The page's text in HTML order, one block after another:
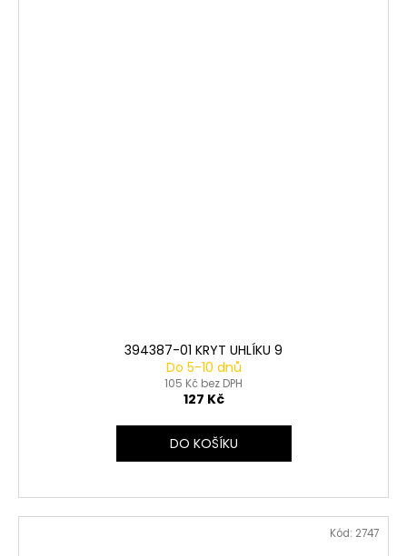
394387-01 KRYT UHLÍKU 9
Do 5-10 dnů
105 Kč bez DPH
127 Kč
DO KOŠÍKU
Kód: 2747